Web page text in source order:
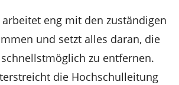
eng mit den zuständigen
und setzt alles daran, die
zu entfernen.
die Hochschulleitung